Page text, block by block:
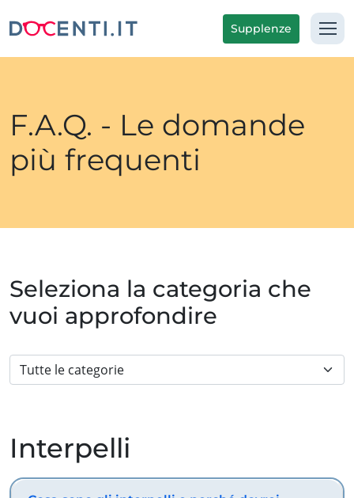
Supplenze
F.A.Q. - Le domande
più frequenti
Seleziona la categoria che
vuoi approfondire
Interpelli